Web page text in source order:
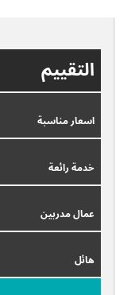
التقييم
اسعار مناسبة
خدمة رائعة
عمال مدربين
هائل